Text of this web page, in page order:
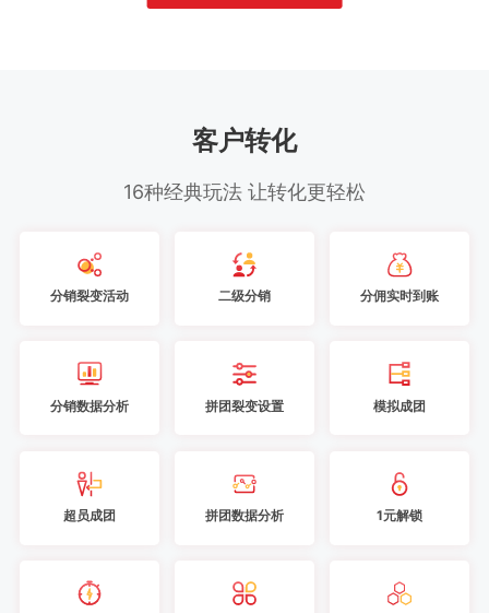
客户转化
16种经典玩法 让转化更轻松
分销裂变活动 二级分销 分佣实时到账
分销数据分析 拼团裂变设置 模拟成团
超员成团 拼团数据分析 1元解锁